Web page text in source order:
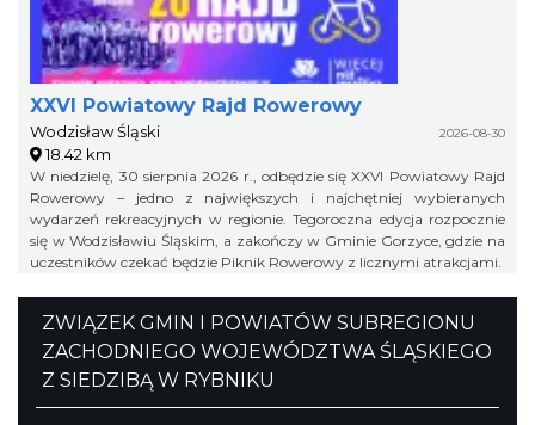
XXVI Powiatowy Rajd Rowerowy
Wodzisław Śląski 2026-08-30
18.42 km
W niedzielę, 30 sierpnia 2026 r., odbędzie się XXVI Powiatowy Rajd
Rowerowy – jedno z największych i najchętniej wybieranych
wydarzeń rekreacyjnych w regionie. Tegoroczna edycja rozpocznie
się w Wodzisławiu Śląskim, a zakończy w Gminie Gorzyce, gdzie na
uczestników czekać będzie Piknik Rowerowy z licznymi atrakcjami.
ZWIĄZEK GMIN I POWIATÓW SUBREGIONU
ZACHODNIEGO WOJEWÓDZTWA ŚLĄSKIEGO
Z SIEDZIBĄ W RYBNIKU